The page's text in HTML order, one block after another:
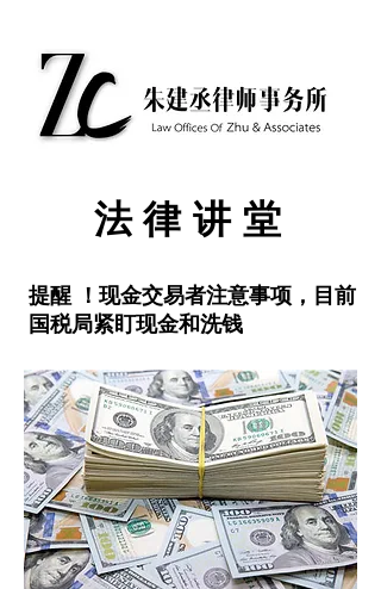
​法律讲堂
提醒 ！现金交易者注意事项，目前
国税局紧盯现金和洗钱